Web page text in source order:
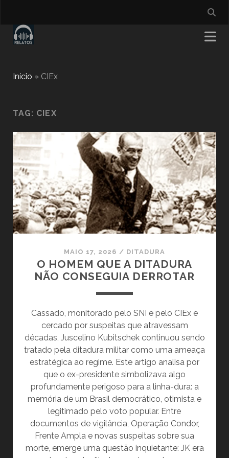
Início » CIEx
TAG: CIEX
MAIO 17, 2026 / DITADURA
O HOMEM QUE A DITADURA
NÃO CONSEGUIA DERROTAR
Cassado, monitorado pelo SNI e pelo CIEx e
cercado por suspeitas que atravessam
décadas, Juscelino Kubitschek continuou sendo
tratado pela ditadura militar como uma ameaça
estratégica ao regime. Este artigo analisa por
que o ex-presidente simbolizava algo
profundamente perigoso para a linha-dura: a
memória de um Brasil democrático, otimista e
legitimado pelo voto popular. Entre
documentos de vigilância, Operação Condor,
Frente Ampla e novas suspeitas sobre sua
morte, emerge uma questão inquietante: JK era